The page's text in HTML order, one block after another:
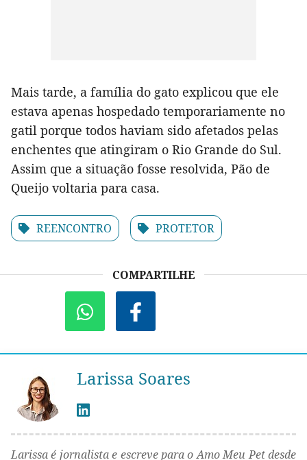
Mais tarde, a família do gato explicou que ele
estava apenas hospedado temporariamente no
gatil porque todos haviam sido afetados pelas
enchentes que atingiram o Rio Grande do Sul.
Assim que a situação fosse resolvida, Pão de
Queijo voltaria para casa.
REENCONTRO PROTETOR
COMPARTILHE
Larissa Soares
Larissa é jornalista e escreve para o Amo Meu Pet desde